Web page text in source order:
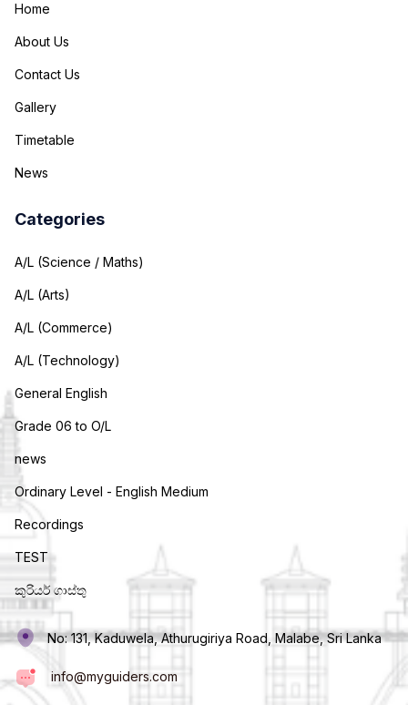
Home
About Us
Contact Us
Gallery
Timetable
News
Categories
A/L (Science / Maths)
A/L (Arts)
A/L (Commerce)
A/L (Technology)
General English
Grade 06 to O/L
news
Ordinary Level - English Medium
Recordings
TEST
කුරියර් ගාස්තු
No: 131, Kaduwela, Athurugiriya Road, Malabe, Sri Lanka
info@myguiders.com